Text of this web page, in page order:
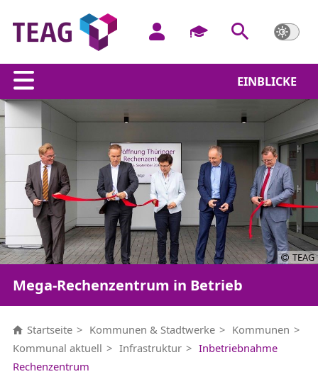
EINBLICKE
TEAG
Mega-Rechenzentrum in Betrieb
Startseite Kommunen & Stadtwerke
Kommunen
Kommunal aktuell
Infrastruktur
Inbetriebnahme
Rechenzentrum